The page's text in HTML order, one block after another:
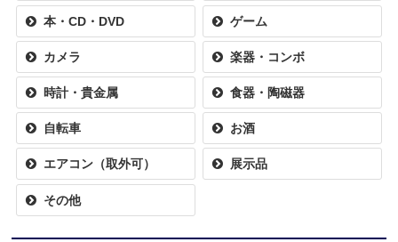
本・CD・DVD ゲーム
カメラ 楽器・コンボ
時計・貴金属 食器・陶磁器
自転車 お酒
エアコン（取外可） 展示品
その他